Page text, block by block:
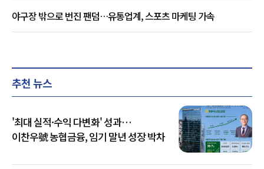
야구장 밖으로 번진 팬덤…유통업계, 스포츠 마케팅 가속
추천 뉴스
'최대 실적·수익 다변화' 성과…
이찬우號 농협금융, 임기 말년 성장 박차